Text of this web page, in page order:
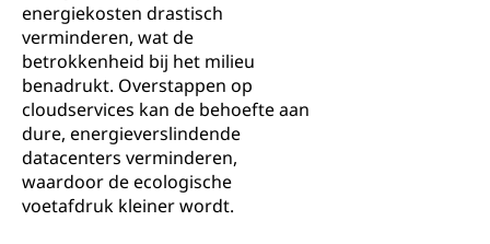
energiekosten drastisch
verminderen, wat de
betrokkenheid bij het milieu
benadrukt. Overstappen op
cloudservices kan de behoefte aan
dure, energieverslindende
datacenters verminderen,
waardoor de ecologische
voetafdruk kleiner wordt.